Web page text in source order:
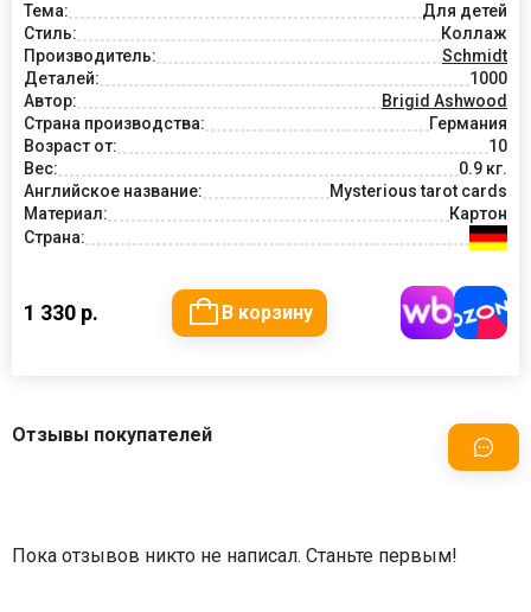
Тема:
Для детей
Стиль:
Коллаж
Производитель:
Schmidt
Деталей:
1000
Автор:
Brigid Ashwood
Страна производства:
Германия
Возраст от:
10
Вес:
0.9 кг.
Английское название:
Mysterious tarot cards
Материал:
Картон
Страна:
1 330 р. В корзину
Отзывы покупателей
Пока отзывов никто не написал. Станьте первым!